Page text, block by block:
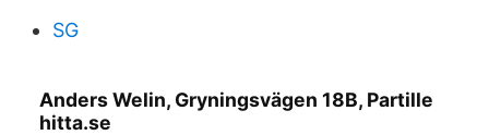
SG
Anders Welin, Gryningsvägen 18B, Partille
hitta.se